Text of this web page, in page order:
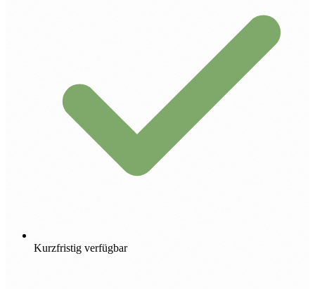
Kurzfristig verfügbar